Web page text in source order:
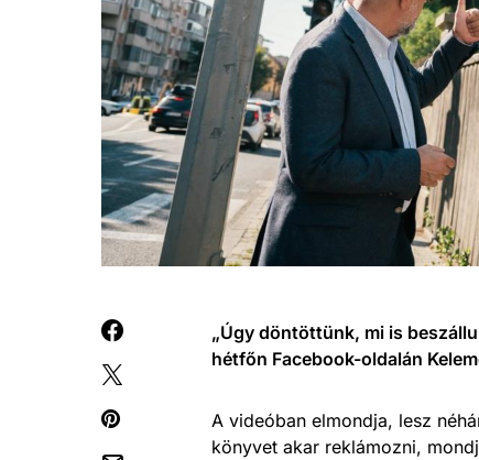
„Úgy döntöttünk, mi is
hétfőn Facebook-oldalán
A videóban elmondja, lesz
könyvet akar reklámozni,